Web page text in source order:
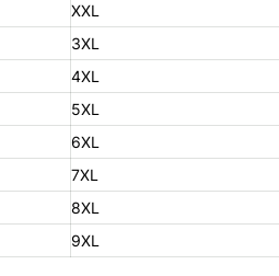
XXL
3XL
4XL
5XL
6XL
7XL
8XL
9XL